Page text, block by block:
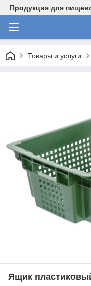
Продукция для
Товары и услуги
Ящик